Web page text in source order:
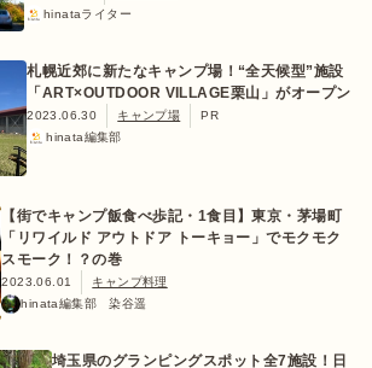
hinataライター
札幌近郊に新たなキャンプ場！“全天候型”施設
「ART×OUTDOOR VILLAGE栗山」がオープン
2023.06.30 キャンプ場
PR
hinata編集部
【街でキャンプ飯食べ歩記・1食目】東京・茅場町
「リワイルド アウトドア トーキョー」でモクモク
スモーク！？の巻
2023.06.01
キャンプ料理
hinata編集部 染谷遥
埼玉県のグランピングスポット全7施設！日